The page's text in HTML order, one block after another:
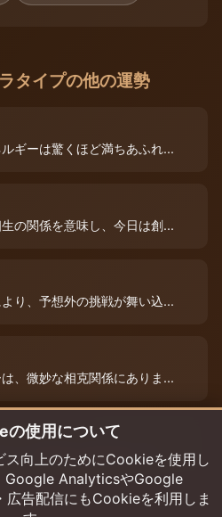
タイプの他の運勢
ギーは驚くほど満ちあふれ...
の関係を意味し、今日は創...
り、予想外の挑戦が舞い込...
、微妙な相克関係にありま...
なたの創造性は最高潮に達し...
の使用について
ス向上のためにCookieを使用し
Google AnalyticsやGoogle
広告配信にもCookieを利用しま